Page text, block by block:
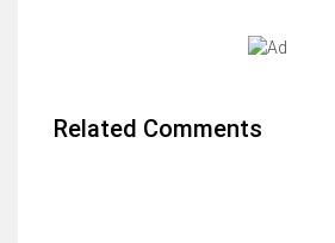
Related Comments